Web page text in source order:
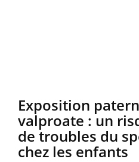
Exposition
valproate : un
de troubles du
chez les enfants